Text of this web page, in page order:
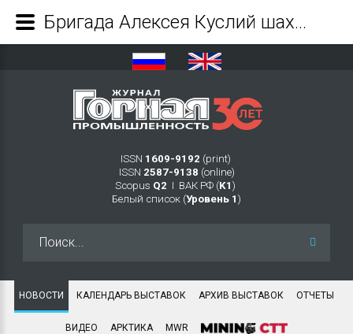
ISSN 1609-9192 (print)
ISSN 2587-9138 (online)
Scopus Q2 Ι ВАК РФ (K1 )
Белый список (Уровень 1 )
НОВОСТИ КАЛЕНДАРЬ ВЫСТАВОК АРХИВ ВЫСТАВОК ОТЧЕТЫ
ВИДЕО АРКТИКА MWR
Бригада Алексея Куслий шахты «Усковская» добыла 1 миллион тонн угля с начала года - Журнал Горная промышленность